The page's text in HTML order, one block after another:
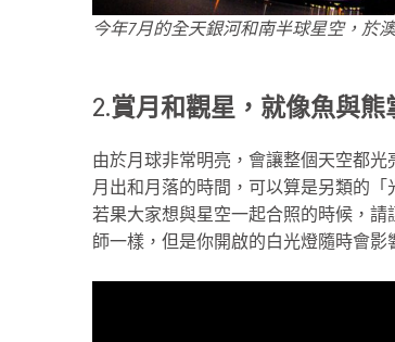
今年7月的全天銀河和南半球星空，於
2.賞月和觀星，就像魚與熊
由於月球非常明亮，會讓整個天空都
月出和月落的時間，可以算是另類的「
若果大家想與星空一起合照的時候，
師一樣，但是你開啟的白光燈隨時會